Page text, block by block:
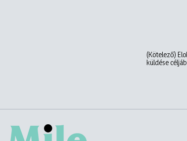
(Kötelező)
küldése